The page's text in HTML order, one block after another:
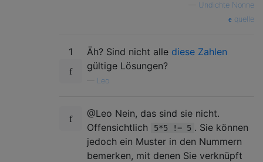
Undichte Nonne
quelle
1 Äh? Sind nicht alle diese Zahlen
gültige Lösungen?
Leo
@Leo Nein, das sind sie nicht.
Offensichtlich
5*5 != 5 . Sie können
jedoch ein Muster in den Nummern
bemerken, mit denen Sie verknüpft